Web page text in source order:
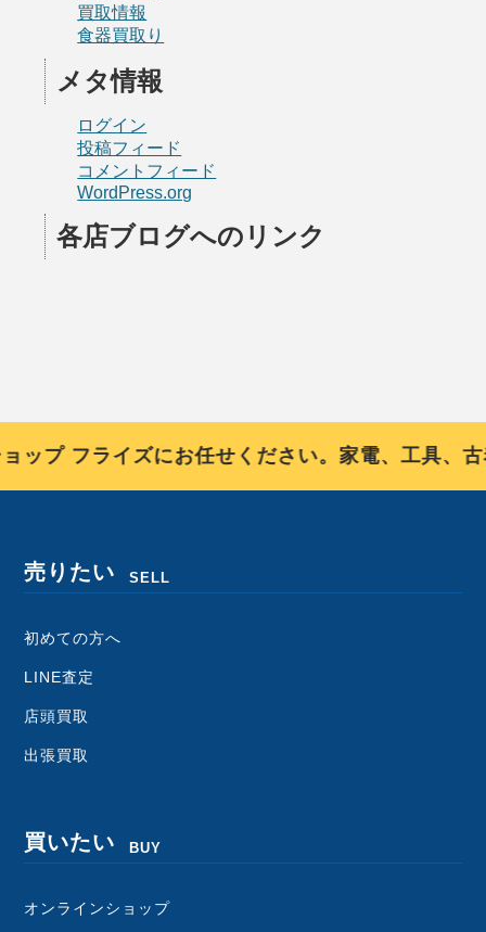
買取情報
食器買取り
メタ情報
ログイン
投稿フィード
コメントフィード
WordPress.org
各店ブログへのリンク
プ フライズにお任せください。家電、工具、古
売りたい SELL
初めての方へ
LINE査定
店頭買取
出張買取
買いたい BUY
オンラインショップ